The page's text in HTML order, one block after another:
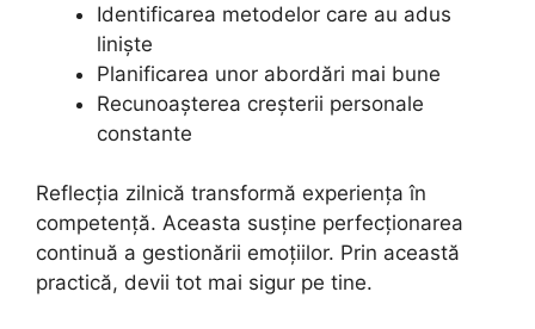
Identificarea metodelor care au adus
liniște
Planificarea unor abordări mai bune
Recunoașterea creșterii personale
constante
Reflecția zilnică transformă experiența în
competență. Aceasta susține perfecționarea
continuă a gestionării emoțiilor. Prin această
practică, devii tot mai sigur pe tine.